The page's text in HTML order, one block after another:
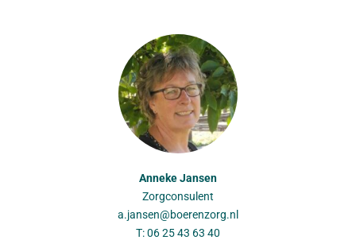
Anneke Jansen
Zorgconsulent
a.jansen@boerenzorg.nl
T: 06 25 43 63 40